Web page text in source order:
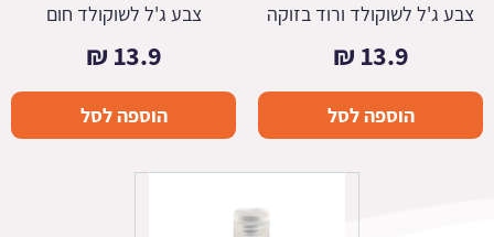
צבע ג'ל לשוקולד ורוד בזוקה
13.9
₪
הוספה לסל
צבע ג'ל לשוקולד חום
13.9
₪
הוספה לסל